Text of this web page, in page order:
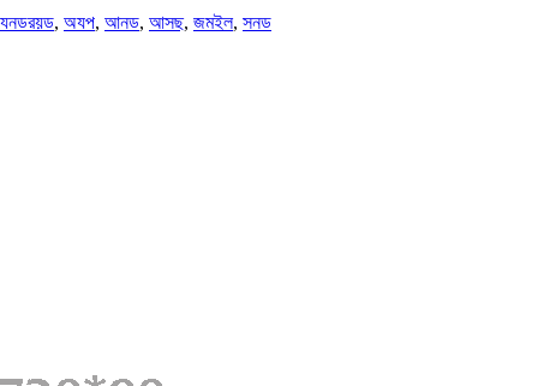
, অযপ, আনড, আসছ, জমইল, সনড